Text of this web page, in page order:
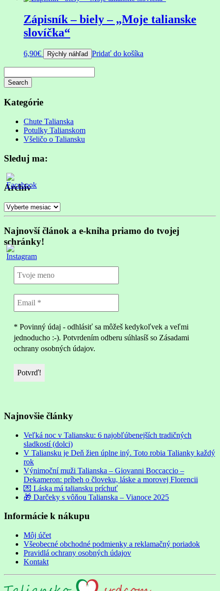
Zápisník – biely – „Moje talianske
slovíčka“
6,90€ Rýchly náhľad Pridať do košíka
Search
is
progress
Kategórie
Chute Talianska
Potulky Talianskom
Všeličo o Taliansku
Sleduj ma:
Archív
Archív
Najnovší článok a e-kniha priamo do tvojej
schránky!
* Povinný údaj - odhlásiť sa môžeš kedykoľvek a veľmi
jednoducho :-). Potvrdením odberu súhlasíš so Zásadami
ochrany osobných údajov.
Najnovšie články
Veľká noc v Taliansku: 6 najobľúbenejších tradičných
sladkostí (dolci)
V Taliansku je Deň žien úplne iný. Toto robia Talianky každý
rok
Výnimoční muži Talianska – Giovanni Boccaccio –
Dekameron: príbeh o človeku, láske a morovej Florencii
💌 Láska má taliansku príchuť
🎁 Darčeky s vôňou Talianska – Vianoce 2025
Informácie k nákupu
Môj účet
Všeobecné obchodné podmienky a reklamačný poriadok
Pravidlá ochrany osobných údajov
Kontakt